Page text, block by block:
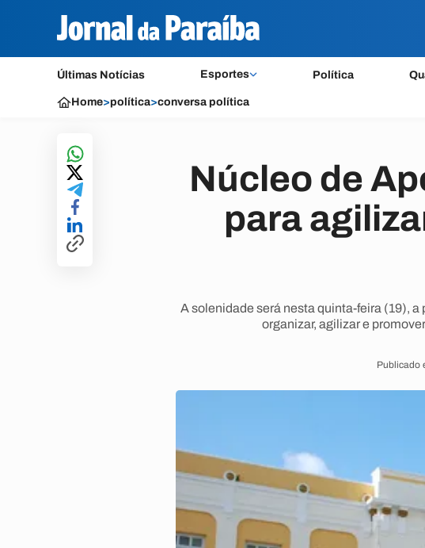
Últimas Notícias Esportes Política
Home>política>conversa política
Núcleo de
para
A solenidade será nesta quinta-feira (19),
organizar, agilizar e
Publicado